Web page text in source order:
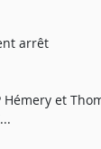
arrêt
et